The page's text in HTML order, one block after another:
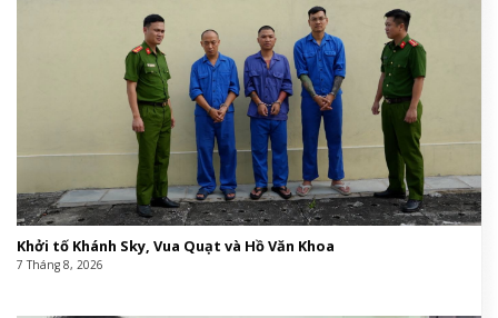
Khởi tố Khánh Sky, Vua Quạt và Hồ Văn Khoa
7 Tháng 8, 2026